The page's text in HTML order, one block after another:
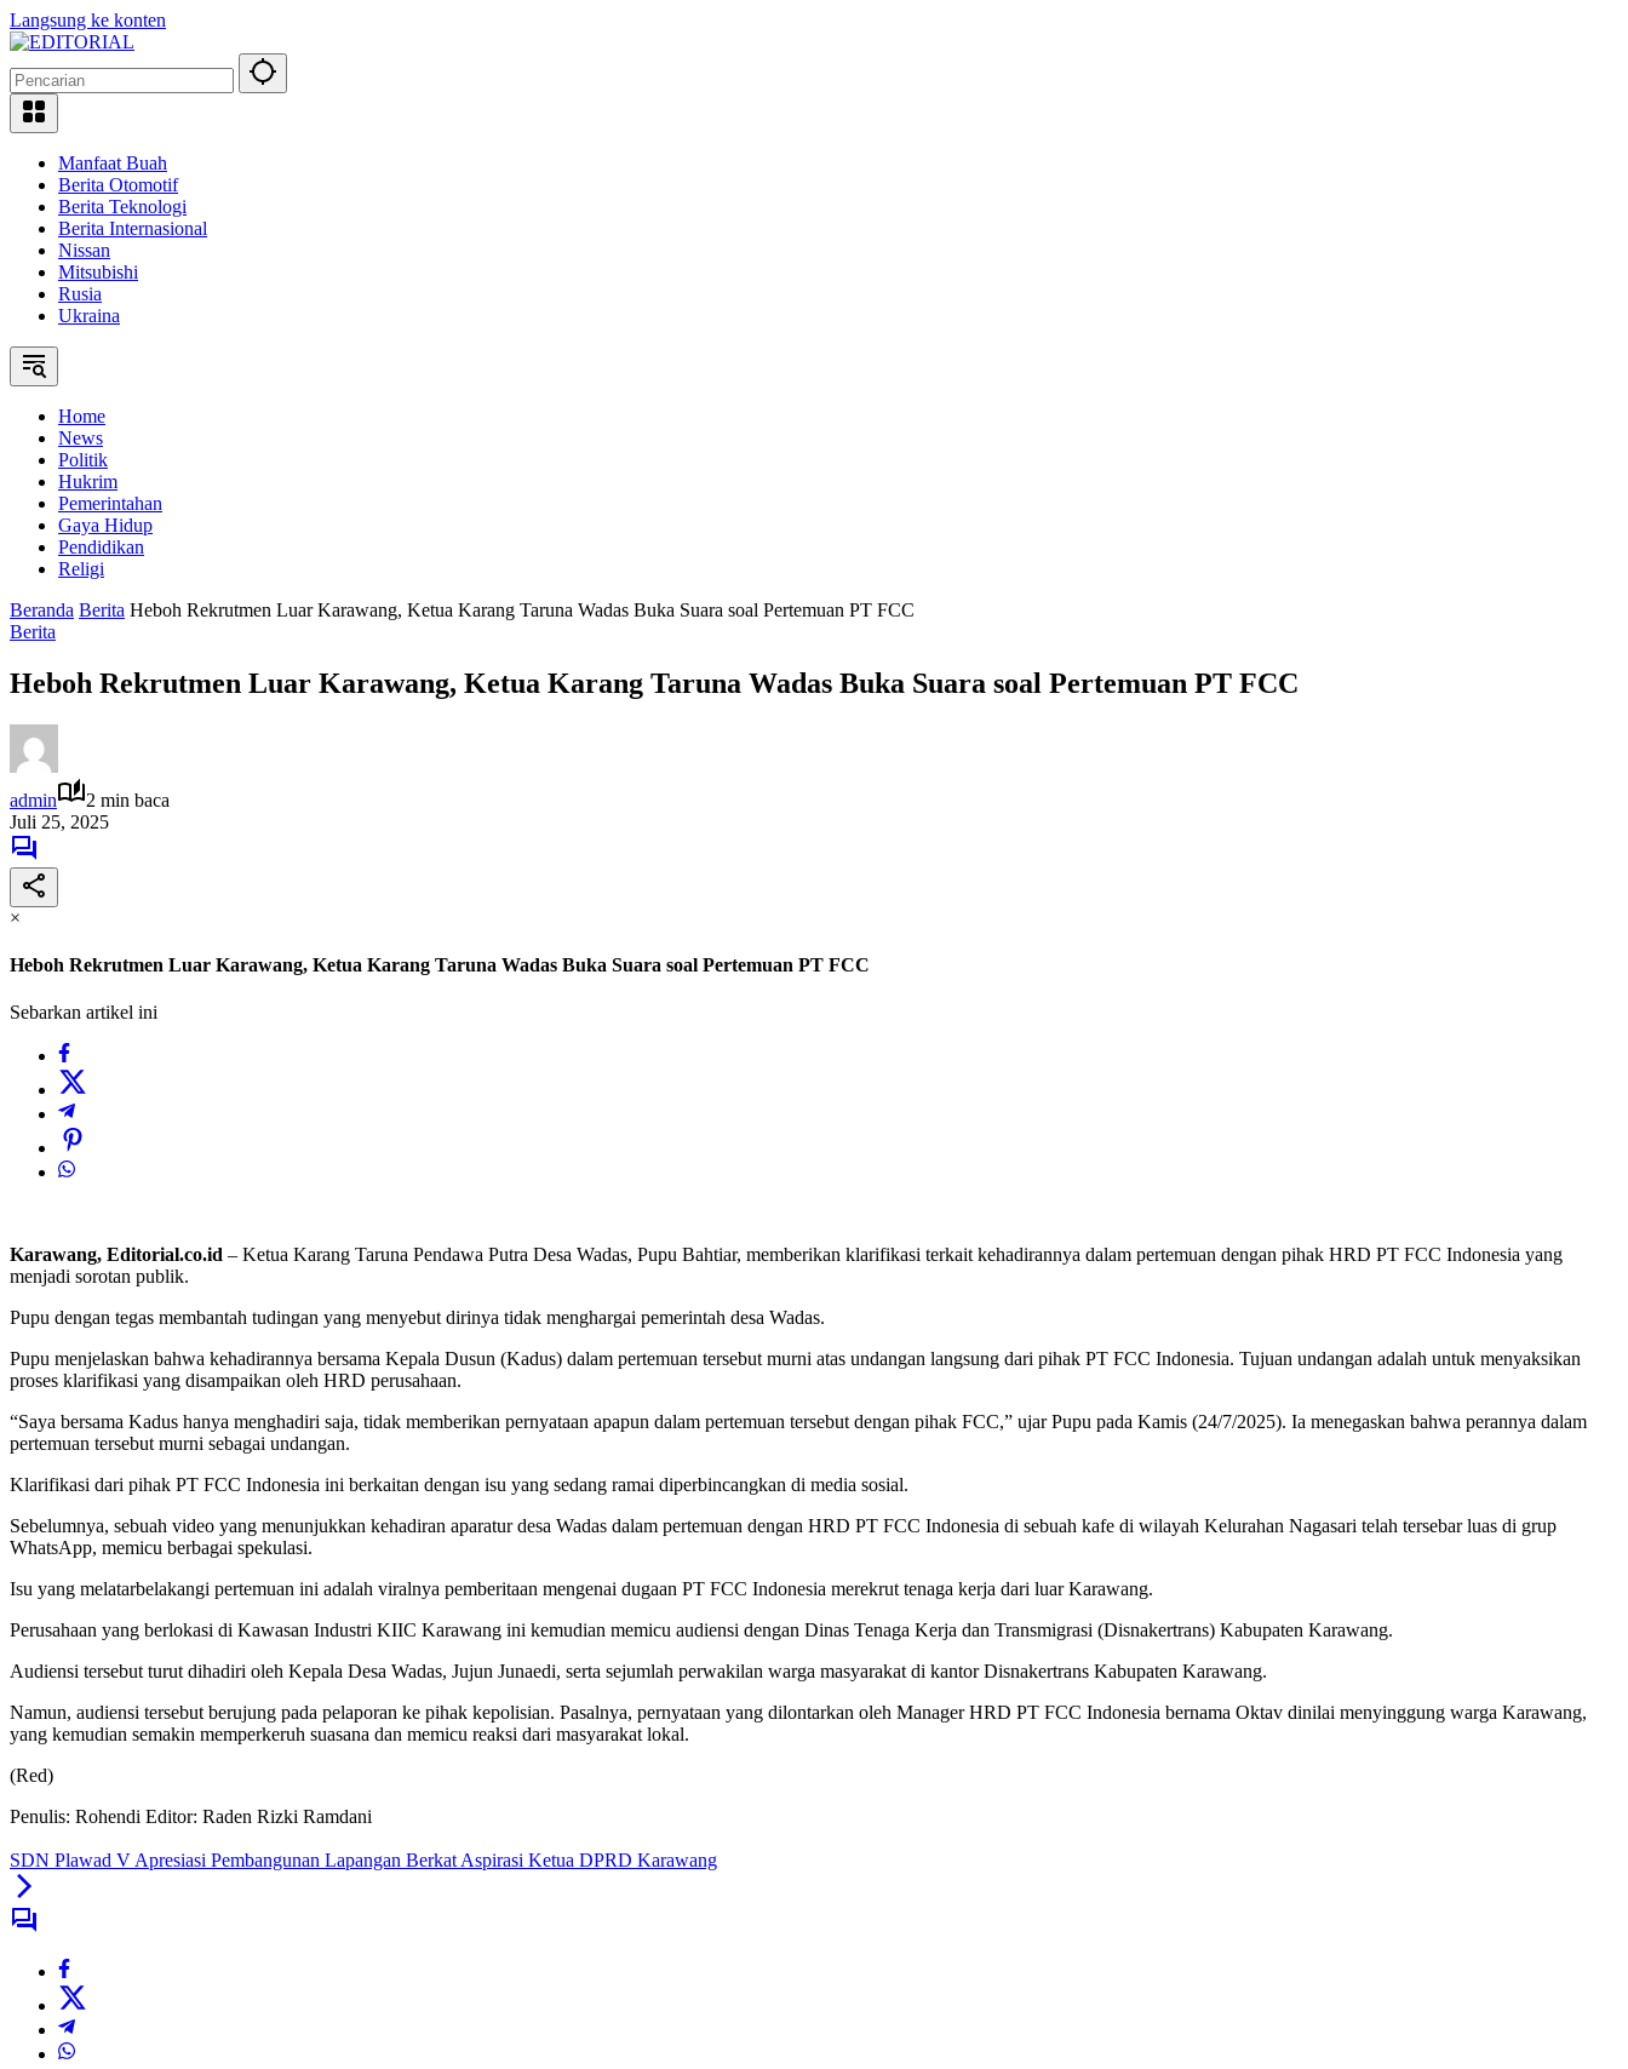
Langsung ke konten
Manfaat Buah
Berita Otomotif
Berita Teknologi
Berita Internasional
Nissan
Mitsubishi
Rusia
Ukraina
Home
News
Politik
Hukrim
Pemerintahan
Gaya Hidup
Pendidikan
Religi
Beranda Berita Heboh Rekrutmen Luar Karawang, Ketua Karang Taruna Wadas Buka Suara soal Pertemuan PT FCC
Berita
Heboh Rekrutmen Luar Karawang, Ketua Karang Taruna Wadas Buka Suara soal Pertemuan PT FCC
admin
2 min baca
Juli 25, 2025
×
Heboh Rekrutmen Luar Karawang, Ketua Karang Taruna Wadas Buka Suara soal Pertemuan PT FCC
Sebarkan artikel ini
Karawang, Editorial.co.id – Ketua Karang Taruna Pendawa Putra Desa Wadas, Pupu Bahtiar, memberikan klarifikasi terkait kehadirannya dalam pertemuan dengan pihak HRD PT FCC Indonesia yang
menjadi sorotan publik.
Pupu dengan tegas membantah tudingan yang menyebut dirinya tidak menghargai pemerintah desa Wadas.
Pupu menjelaskan bahwa kehadirannya bersama Kepala Dusun (Kadus) dalam pertemuan tersebut murni atas undangan langsung dari pihak PT FCC Indonesia. Tujuan undangan adalah untuk menyaksikan
proses klarifikasi yang disampaikan oleh HRD perusahaan.
“Saya bersama Kadus hanya menghadiri saja, tidak memberikan pernyataan apapun dalam pertemuan tersebut dengan pihak FCC,” ujar Pupu pada Kamis (24/7/2025). Ia menegaskan bahwa perannya dalam
pertemuan tersebut murni sebagai undangan.
Klarifikasi dari pihak PT FCC Indonesia ini berkaitan dengan isu yang sedang ramai diperbincangkan di media sosial.
Sebelumnya, sebuah video yang menunjukkan kehadiran aparatur desa Wadas dalam pertemuan dengan HRD PT FCC Indonesia di sebuah kafe di wilayah Kelurahan Nagasari telah tersebar luas di grup
WhatsApp, memicu berbagai spekulasi.
Isu yang melatarbelakangi pertemuan ini adalah viralnya pemberitaan mengenai dugaan PT FCC Indonesia merekrut tenaga kerja dari luar Karawang.
Perusahaan yang berlokasi di Kawasan Industri KIIC Karawang ini kemudian memicu audiensi dengan Dinas Tenaga Kerja dan Transmigrasi (Disnakertrans) Kabupaten Karawang.
Audiensi tersebut turut dihadiri oleh Kepala Desa Wadas, Jujun Junaedi, serta sejumlah perwakilan warga masyarakat di kantor Disnakertrans Kabupaten Karawang.
Namun, audiensi tersebut berujung pada pelaporan ke pihak kepolisian. Pasalnya, pernyataan yang dilontarkan oleh Manager HRD PT FCC Indonesia bernama Oktav dinilai menyinggung warga Karawang,
yang kemudian semakin memperkeruh suasana dan memicu reaksi dari masyarakat lokal.
(Red)
Penulis: Rohendi Editor: Raden Rizki Ramdani
SDN Plawad V Apresiasi Pembangunan Lapangan Berkat Aspirasi Ketua DPRD Karawang